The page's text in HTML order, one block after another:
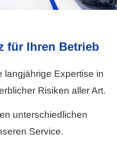
für Ihren Betrieb
langjährige Expertise in
Risiken aller Art.
unterschiedlichen
Service.